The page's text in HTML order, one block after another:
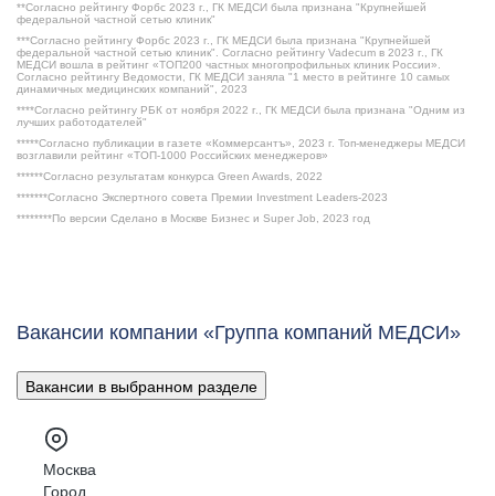
**Согласно рейтингу Форбс 2023 г., ГК МЕДСИ была признана "Крупнейшей
федеральной частной сетью клиник"
***Согласно рейтингу Форбс 2023 г., ГК МЕДСИ была признана "Крупнейшей
федеральной частной сетью клиник". Согласно рейтингу Vadecum в 2023 г., ГК
МЕДСИ вошла в рейтинг «ТОП200 частных многопрофильных клиник России».
Согласно рейтингу Ведомости, ГК МЕДСИ заняла "1 место в рейтинге 10 самых
динамичных медицинских компаний", 2023
****Согласно рейтингу РБК от ноября 2022 г., ГК МЕДСИ была признана "Одним из
лучших работодателей"
*****Согласно публикации в газете «Коммерсантъ», 2023 г. Топ-менеджеры МЕДСИ
возглавили рейтинг «ТОП-1000 Российских менеджеров»
******Согласно результатам конкурса Green Awards, 2022
*******Согласно Экспертного совета Премии Investment Leaders-2023
********По версии Сделано в Москве Бизнес и Super Job, 2023 год
Вакансии компании «Группа компаний МЕДСИ»
Вакансии в выбранном разделе
Москва
Город